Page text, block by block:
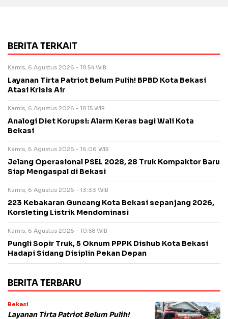
BERITA TERKAIT
Kamis, 6 Agustus 2026 - 18:54 WIB
Layanan Tirta Patriot Belum Pulih! BPBD Kota Bekasi
Atasi Krisis Air
Kamis, 6 Agustus 2026 - 18:15 WIB
Analogi Diet Korupsi: Alarm Keras bagi Wali Kota
Bekasi
Kamis, 6 Agustus 2026 - 16:06 WIB
Jelang Operasional PSEL 2028, 28 Truk Kompaktor Baru
Siap Mengaspal di Bekasi
Kamis, 6 Agustus 2026 - 13:33 WIB
223 Kebakaran Guncang Kota Bekasi sepanjang 2026,
Korsleting Listrik Mendominasi
Kamis, 6 Agustus 2026 - 10:58 WIB
Pungli Sopir Truk, 5 Oknum PPPK Dishub Kota Bekasi
Hadapi Sidang Disiplin Pekan Depan
BERITA TERBARU
Bekasi
Layanan Tirta Patriot Belum Pulih!